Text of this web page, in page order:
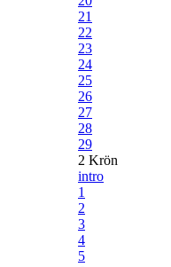
21
22
23
24
25
26
27
28
29
2 Krön
intro
1
2
3
4
5